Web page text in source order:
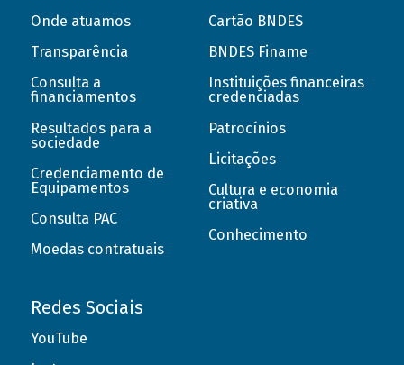
Onde atuamos
Transparência
Consulta a
financiamentos
Resultados para a
sociedade
Credenciamento de
Equipamentos
Consulta PAC
Moedas contratuais
Cartão BNDES
BNDES Finame
Instituições financeiras
credenciadas
Patrocínios
Licitações
Cultura e economia
criativa
Conhecimento
Redes Sociais
YouTube